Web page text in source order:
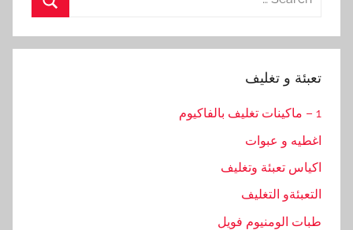
تعبئة و تغليف
1 – ماكينات تغليف بالفاكيوم
اغطيه و عبوات
اكياس تعبئة وتغليف
التعبئةو التغليف
طبات الومنيوم فويل